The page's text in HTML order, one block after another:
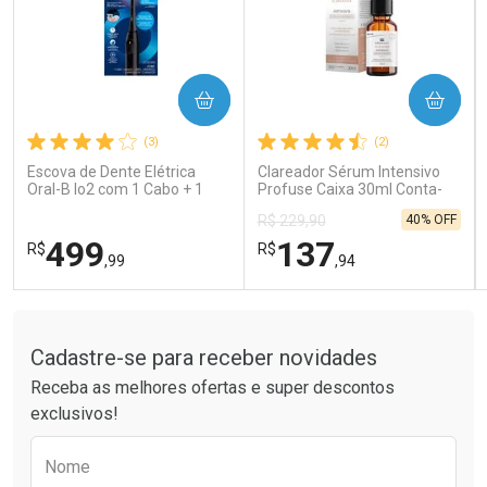
Comprar sem Desconto
Por R$ 26,99/cada
Comprar sem Desconto
Por R$ 26,99/cada
Comprar sem Desconto
Por R$ 14,39/cada
Comprar sem Desconto
Por R$ 14,39/cada
(3)
Escova de Dente Elétrica
Oral-B Io2 com 1 Cabo + 1
R$499,99
COMPRAR
Laboratório
Por Menos
(2)
Clareador Sérum Intensivo
Profuse Caixa 30ml Conta-
R$ 229,90
R$137,94
40% OFF
COMPRAR
Laboratório
Por Menos
Cadastre-se para receber novidades
Receba as melhores ofertas e super descontos
exclusivos!
Nome